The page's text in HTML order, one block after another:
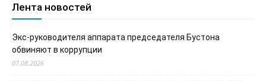
Лента новостей
Экс-руководителя аппарата председателя Бустона
обвиняют в коррупции
07.08.2026